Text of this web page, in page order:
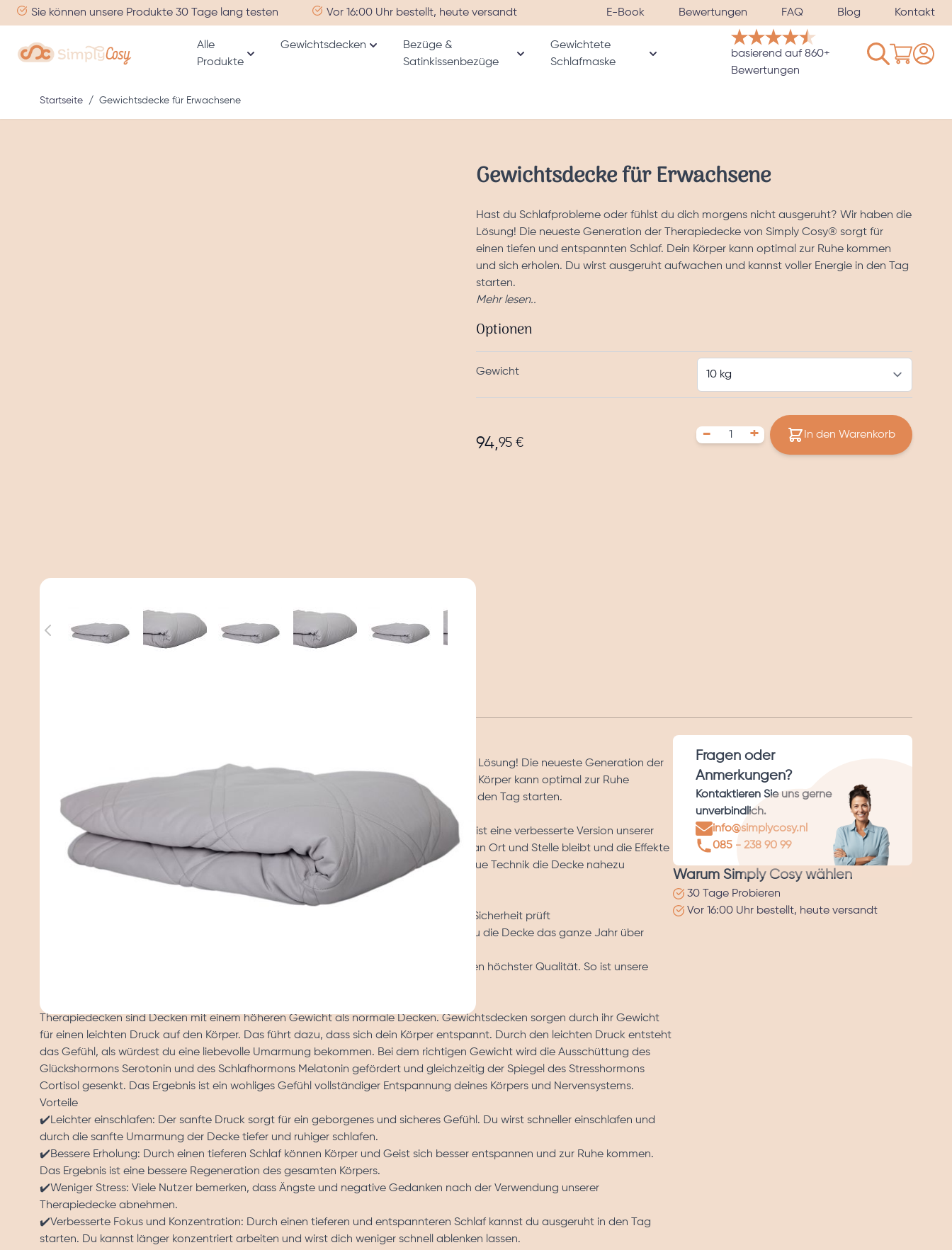
Zum Inhalt springen
Sie können unsere Produkte 30 Tage lang testen Vor 16:00 Uhr bestellt, heute versandt E-Book Bewertungen FAQ Blog Kontakt
Alle
Produkte
Untermenü für Kategorie Alle Produkte anzeigen
Gewichtsdecken
Untermenü für Kategorie Gewichtsdecken anzeigen
Bezüge &
Satinkissenbezüge
Untermenü für Kategorie Bezüge & Satinkissenbezüge anzeigen
Gewichtete
Schlafmaske
Untermenü für Kategorie Gewichtete Schlafmaske
basierend auf 860+
Bewertungen
Warenkorb
Startseite / Gewichtsdecke für Erwachsene
Gewichtsdecke für Erwachsene
Hast du Schlafprobleme oder fühlst du dich morgens nicht ausgeruht? Wir haben die
Lösung! Die neueste Generation der Therapiedecke von Simply Cosy® sorgt für
einen tiefen und entspannten Schlaf. Dein Körper kann optimal zur Ruhe kommen
und sich erholen. Du wirst ausgeruht aufwachen und kannst voller Energie in den Tag
starten.
Mehr lesen..
Optionen
Gewicht
94,95 € - + In den Warenkorb
Hast du Schlafprobleme oder fühlst du dich morgens nicht ausgeruht? Wir haben die Lösung! Die neueste Generation der
Therapiedecke von Simply Cosy® sorgt für einen tiefen und entspannten Schlaf. Dein Körper kann optimal zur Ruhe
kommen und sich erholen. Du wirst ausgeruht aufwachen und kannst voller Energie in den Tag starten.
Die neueste Generation der Therapiedecke
In Zusammenarbeit mit Experten haben wir eine neue Therapiedecke entwickelt. Dies ist eine verbesserte Version unserer
vorherigen Decke. Die doppelte Rautensteppung sorgt dafür, dass das Gewicht gut an Ort und Stelle bleibt und die Effekte
der Gewichtsdecke optimal zur Geltung kommen. Außerdem haben wir durch eine neue Technik die Decke nahezu
geräuschlos gemacht!
✔️ Ökotex 100 Zertifikat: Ein europäisches Gütesiegel, das Produkte auf Qualität und Sicherheit prüft
✔️ Für jede Jahreszeit: Wir bieten Bezüge für jeden Schläfertyp an. Dadurch kannst du die Decke das ganze Jahr über
✔️ Hochwertiges Material: Für unsere Produkte verwenden wir ausschließlich Materialien höchster Qualität. So ist unsere
Therapiedecken sind Decken mit einem höheren Gewicht als normale Decken. Gewichtsdecken sorgen durch ihr Gewicht
für einen leichten Druck auf den Körper. Das führt dazu, dass sich dein Körper entspannt. Durch den leichten Druck entsteht
das Gefühl, als würdest du eine liebevolle Umarmung bekommen. Bei dem richtigen Gewicht wird die Ausschüttung des
Glückshormons Serotonin und des Schlafhormons Melatonin gefördert und gleichzeitig der Spiegel des Stresshormons
Cortisol gesenkt. Das Ergebnis ist ein wohliges Gefühl vollständiger Entspannung deines Körpers und Nervensystems.
Vorteile
✔️Leichter einschlafen: Der sanfte Druck sorgt für ein geborgenes und sicheres Gefühl. Du wirst schneller einschlafen und
durch die sanfte Umarmung der Decke tiefer und ruhiger schlafen.
✔️Bessere Erholung: Durch einen tieferen Schlaf können Körper und Geist sich besser entspannen und zur Ruhe kommen.
Das Ergebnis ist eine bessere Regeneration des gesamten Körpers.
✔️Weniger Stress: Viele Nutzer bemerken, dass Ängste und negative Gedanken nach der Verwendung unserer
Therapiedecke abnehmen.
✔️Verbesserte Fokus und Konzentration: Durch einen tieferen und entspannteren Schlaf kannst du ausgeruht in den Tag
starten. Du kannst länger konzentriert arbeiten und wirst dich weniger schnell ablenken lassen.
Fragen oder
Anmerkungen?
Kontaktieren Sie uns gerne
unverbindlich.
info@simplycosy.nl
085 - 238 90 99
Warum Simply Cosy wählen
30 Tage Probieren
Vor 16:00 Uhr bestellt, heute versandt